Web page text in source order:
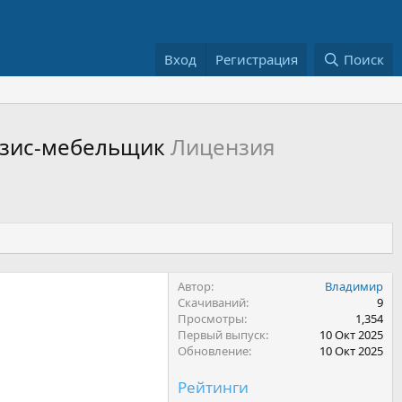
Вход Регистрация Поиск
мебельщикЛицензия
Автор
Владимир
Скачиваний
9
Просмотры
1,354
Первый выпуск
10 Окт 2025
Обновление
10 Окт 2025
Рейтинги